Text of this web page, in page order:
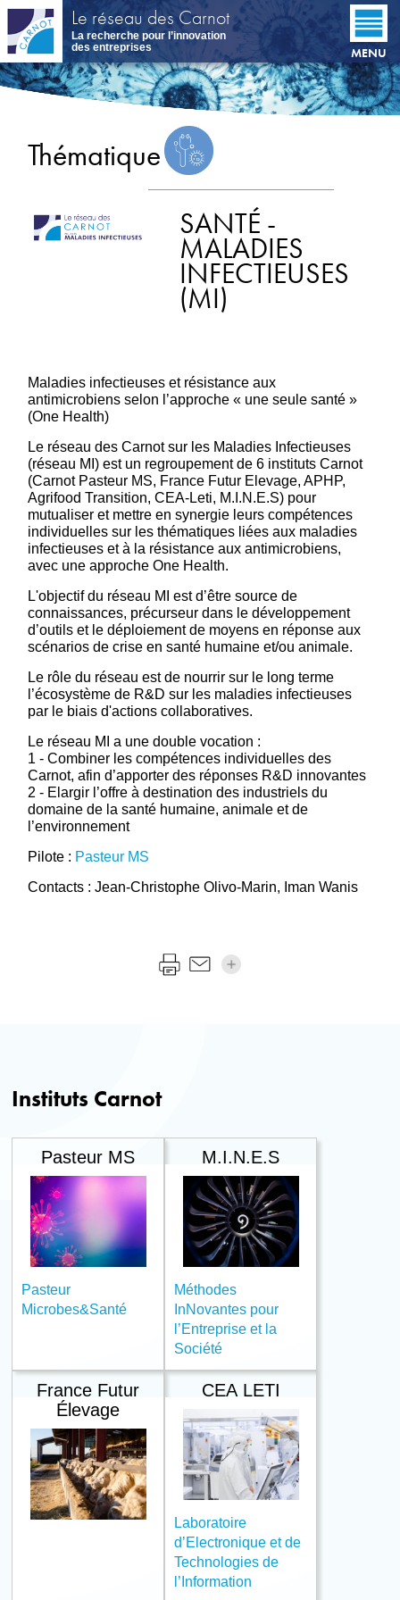
Aller
contenu
principal
Le réseau des Carnot
La recherche pour l’innovation
des entreprises
MENU
Thématique
SANTÉ -
MALADIES
INFECTIEUSES
(MI)
Maladies infectieuses et résistance aux
antimicrobiens selon l’approche « une seule santé »
(One Health)
Le réseau des Carnot sur les Maladies Infectieuses
(réseau MI) est un regroupement de 6 instituts Carnot
(Carnot Pasteur MS, France Futur Elevage, APHP,
Agrifood Transition, CEA-Leti, M.I.N.E.S) pour
mutualiser et mettre en synergie leurs compétences
individuelles sur les thématiques liées aux maladies
infectieuses et à la résistance aux antimicrobiens,
avec une approche One Health.
L'objectif du réseau MI est d’être source de
connaissances, précurseur dans le développement
d’outils et le déploiement de moyens en réponse aux
scénarios de crise en santé humaine et/ou animale.
Le rôle du réseau est de nourrir sur le long terme
l’écosystème de R&D sur les maladies infectieuses
par le biais d'actions collaboratives.
Le réseau MI a une double vocation :
1 - Combiner les compétences individuelles des
Carnot, afin d’apporter des réponses R&D innovantes
2 - Elargir l’offre à destination des industriels du
domaine de la santé humaine, animale et de
l’environnement
Pilote : Pasteur MS
Contacts : Jean-Christophe Olivo-Marin, Iman Wanis
Instituts Carnot
Pasteur MS
Pasteur
Microbes&Santé
M.I.N.E.S
Méthodes
InNovantes pour
l’Entreprise et la
Société
France Futur
Élevage
CEA LETI
Laboratoire
d’Electronique et de
Technologies de
l’Information